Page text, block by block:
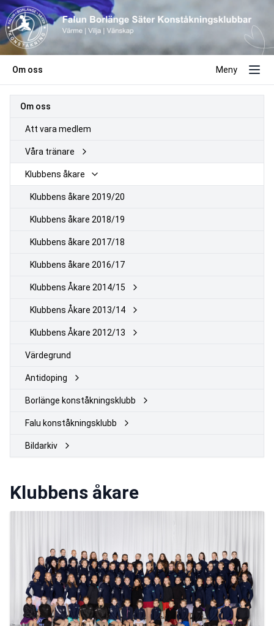
Om oss Meny
Om oss
Att vara medlem
Våra tränare
Klubbens åkare
Klubbens åkare 2019/20
Klubbens åkare 2018/19
Klubbens åkare 2017/18
Klubbens åkare 2016/17
Klubbens Åkare 2014/15
Klubbens Åkare 2013/14
Klubbens Åkare 2012/13
Värdegrund
Antidoping
Borlänge konståkningsklubb
Falu konståkningsklubb
Bildarkiv
Klubbens åkare